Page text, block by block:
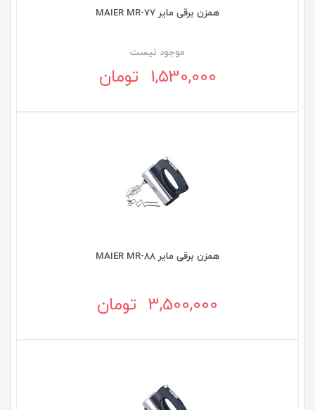
همزن برقی مایر MAIER MR-77
موجود نيست
1,530,000 تومان
همزن برقی مایر MAIER MR-88
3,500,000 تومان